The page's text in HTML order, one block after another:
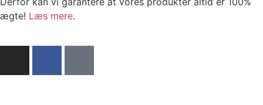
ægte! Læs mere.